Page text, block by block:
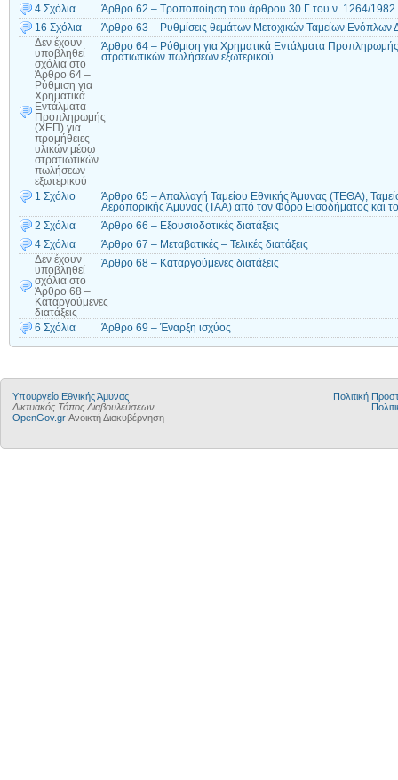
4 Σχόλια
Άρθρο 62 – Τροποποίηση του άρθρου 30 Γ του ν. 1264/1982
16 Σχόλια
Άρθρο 63 – Ρυθμίσεις θεμάτων Μετοχικών Ταμείων Ενόπλων
Δεν έχουν
υποβληθεί
σχόλια στο
Άρθρο 64 –
Ρύθμιση για
Χρηματικά
Εντάλματα
Προπληρωμής
(ΧΕΠ) για
προμήθειες
υλικών μέσω
στρατιωτικών
πωλήσεων
εξωτερικού
Άρθρο 64 – Ρύθμιση για Χρηματικά Εντάλματα
στρατιωτικών πωλήσεων εξωτερικού
1 Σχόλιο
Άρθρο 65 – Απαλλαγή Ταμείου Εθνικής Άμυνας (ΤΕΘΑ),
Αεροπορικής Άμυνας (ΤΑΑ) από τον Φόρο Εισοδήματος και
2 Σχόλια
Άρθρο 66 – Εξουσιοδοτικές διατάξεις
4 Σχόλια
Άρθρο 67 – Μεταβατικές – Τελικές διατάξεις
Δεν έχουν
υποβληθεί
σχόλια στο
Άρθρο 68 –
Καταργούμενες
διατάξεις
Άρθρο 68 – Καταργούμενες διατάξεις
6 Σχόλια Άρθρο 69 – Έναρξη ισχύος
Υπουργείο Εθνικής Άμυνας
Δικτυακός Τόπος Διαβουλεύσεων
OpenGov.gr Ανοικτή Διακυβέρνηση
Πολιτική